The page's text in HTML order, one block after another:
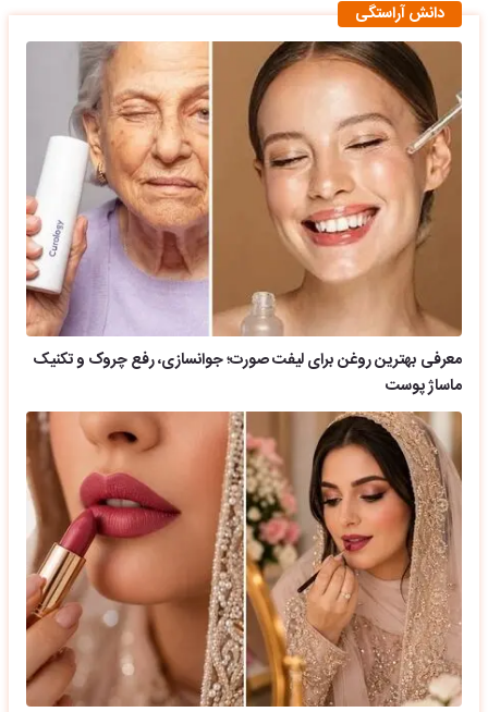
دانش آراستگی
معرفی بهترین روغن برای لیفت صورت؛ جوانسازی، رفع چروک و تکنیک
ماساژ پوست